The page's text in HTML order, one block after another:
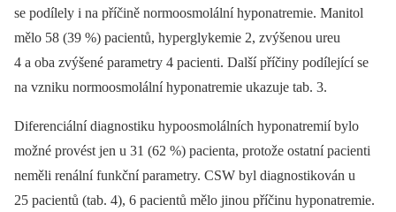
se podílely i na příčině normoosmolální hyponatremie. Manitol
mělo 58 (39 %) pacientů, hyperglykemie 2, zvýšenou ureu
4 a oba zvýšené parametry 4 pacienti. Další příčiny podílející se
na vzniku normoosmolální hyponatremie ukazuje tab. 3.
Diferenciální diagnostiku hypoosmolálních hyponatremií bylo
možné provést jen u 31 (62 %) pacienta, protože ostatní pacienti
neměli renální funkční parametry. CSW byl diagnostikován u
25 pacientů (tab. 4), 6 pacientů mělo jinou příčinu hyponatremie.